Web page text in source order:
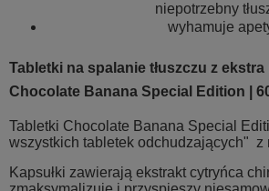
niepotrzebny
wyhamuje
Tabletki na spalanie tłuszczu z ekstra
Chocolate Banana Special Edition |
Tabletki Chocolate Banana Special
wszystkich tabletek odchudzających" z
Kapsułki zawierają ekstrakt cytryńca